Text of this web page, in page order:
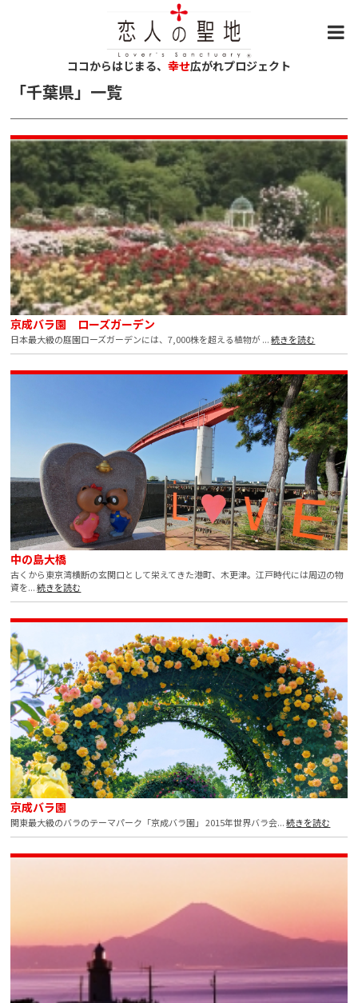
ココからはじまる、 幸せ広がれプロジェクト
「千葉県」 一覧
京成バラ園 ローズガーデン
日本最大級の庭園ローズガーデンには、7,000株を超える植物が... 続きを読む
中の島大橋
古くから東京湾横断の玄関口として栄えてきた港町、木更津。江戸時代には周辺の物
資を... 続きを読む
京成バラ園
関東最大級のバラのテーマパーク「京成バラ園」 2015年世界バラ会... 続きを読む